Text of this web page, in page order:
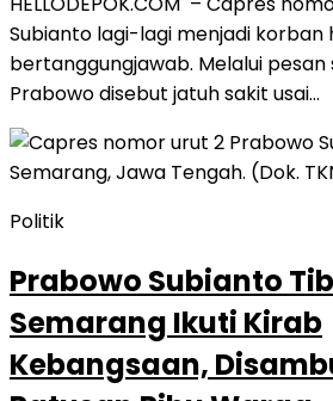
Subianto lagi-lagi menjadi korban
bertanggungjawab. Melalui
Prabowo disebut jatuh sakit usai…
Politik
Prabowo Subianto
Semarang Ikuti Kirab
Kebangsaan,